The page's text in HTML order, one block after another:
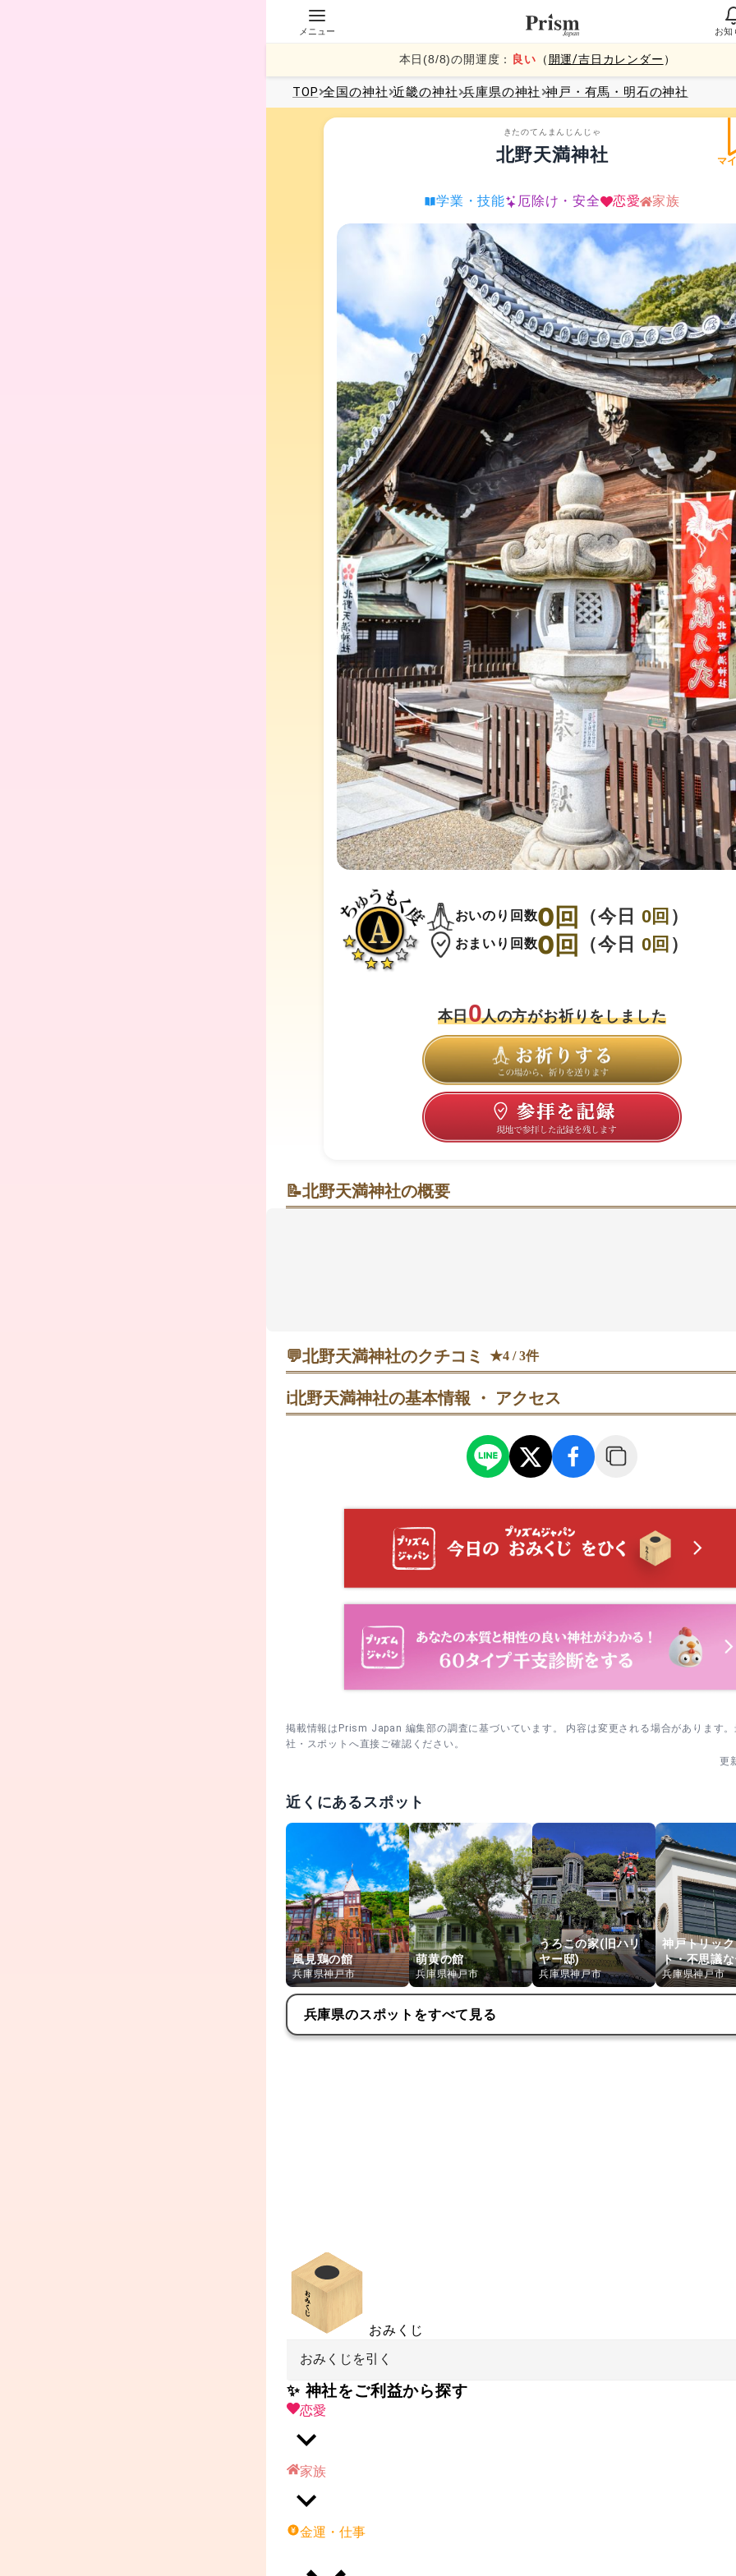
メニュー お知
本日(8/8)の開運度： 良い （ 開運/吉日カレンダー ）
TOP 全国の神社 近畿の神社 兵庫県の神社 神戸・有馬・明石の神社
マ
きたのてんまんじんじゃ
北野天満神社
学業・技能 厄除け・安全 恋愛 家族
1
おいのり回数0回 （今日 0回 ）
おまいり回数0回 （今日 0回 ）
本日0人の方がお祈りをしました
📝北野天満神社の概要
💬北野天満神社のクチコミ ★4 / 3件
もっとみる
ℹ️北野天満神社の基本情報 ・ アクセス
掲載情報はPrism Japan 編集部の調査に基づいています。 内容は変更される場合があります
社・スポットへ直接ご確認ください。
更
近くにあるスポット
風見鶏の館
兵庫県神戸市
萌黄の館
兵庫県神戸市
うろこの家(旧ハリ
ヤー邸)
兵庫県神戸市
神戸トリッ
ト・不思議
兵庫県神戸市
兵庫県のスポットをすべて見る
おみくじ
おみくじを引く
✨ 神社をご利益から探す
恋愛
家族
金運・仕事